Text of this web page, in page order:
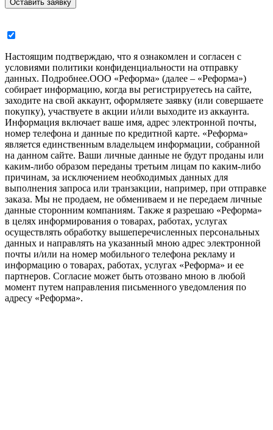
Настоящим подтверждаю, что я ознакомлен и согласен с
условиями политики конфиденциальности на отправку
данных. Подробнее.ООО «Реформа» (далее – «Реформа»)
собирает информацию, когда вы регистрируетесь на сайте,
заходите на свой аккаунт, оформляете заявку (или совершаете
покупку), участвуете в акции и/или выходите из аккаунта.
Информация включает ваше имя, адрес электронной почты,
номер телефона и данные по кредитной карте. «Реформа»
является единственным владельцем информации, собранной
на данном сайте. Ваши личные данные не будут проданы или
каким-либо образом переданы третьим лицам по каким-либо
причинам, за исключением необходимых данных для
выполнения запроса или транзакции, например, при отправке
заказа. Мы не продаем, не обмениваем и не передаем личные
данные сторонним компаниям. Также я разрешаю «Реформа»
в целях информирования о товарах, работах, услугах
осуществлять обработку вышеперечисленных персональных
данных и направлять на указанный мною адрес электронной
почты и/или на номер мобильного телефона рекламу и
информацию о товарах, работах, услугах «Реформа» и ее
партнеров. Согласие может быть отозвано мною в любой
момент путем направления письменного уведомления по
адресу «Реформа».